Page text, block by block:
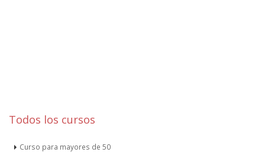
Todos los cursos
Curso para mayores de 50